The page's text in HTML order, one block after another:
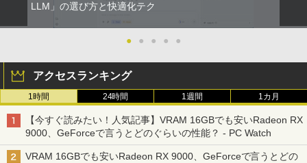
LLM」の選び方と快適化テク
● ● ● ● ●
アクセスランキング
1時間 24時間 1週間 1カ月
【今すぐ読みたい！人気記事】VRAM 16GBでも安いRadeon RX
9000、GeForceで言うとどのぐらいの性能？ - PC Watch
VRAM 16GBでも安いRadeon RX 9000、GeForceで言うとどの